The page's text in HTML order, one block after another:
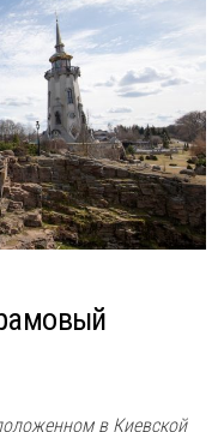
в Киевской